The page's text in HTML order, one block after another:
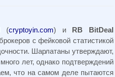
(cryptoyin.com) и RB BitDeal
с фейковой статистикой
Шарлатаны утверждают,
лет, однако подтверждений
что на самом деле пытаются